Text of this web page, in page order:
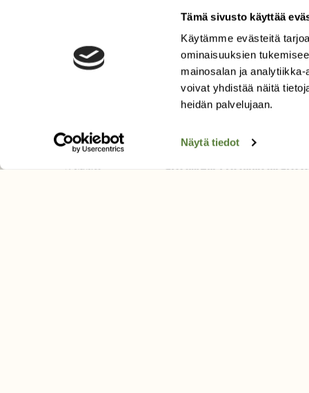
Tämä sivusto käyttää
Käytämme evästeitä
ominaisuuksien
mainosalan ja
voivat yhdistää näitä
heidän palvelujaan.
Näytä tiedot
LEHTI
Uusin lehti
Tilaa Suomen Luonto
Tilaa digilukuoikeus
Äänestä parasta juttua
Tilaa uutiskirje
SUOMEN